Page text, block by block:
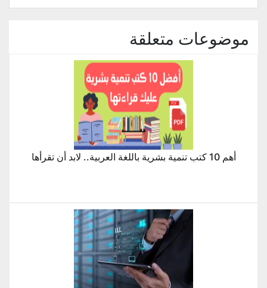
جديدة)
موضوعات متعلقة
أهم 10 كتب تنمية بشرية باللغة العربية.. لابد أن تقرأها